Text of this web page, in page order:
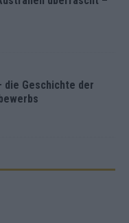
die Geschichte der